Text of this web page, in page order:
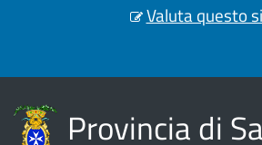
Valuta questo
Provincia di